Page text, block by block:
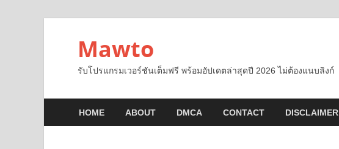
Mawto
รับโปรแกรมเวอร์ชันเต็มฟรี พร้อมอัปเดตล่าสุดปี 2026 ไม่ต้องแนบลิงก์
HOME ABOUT DMCA CONTACT DISCLAIMER